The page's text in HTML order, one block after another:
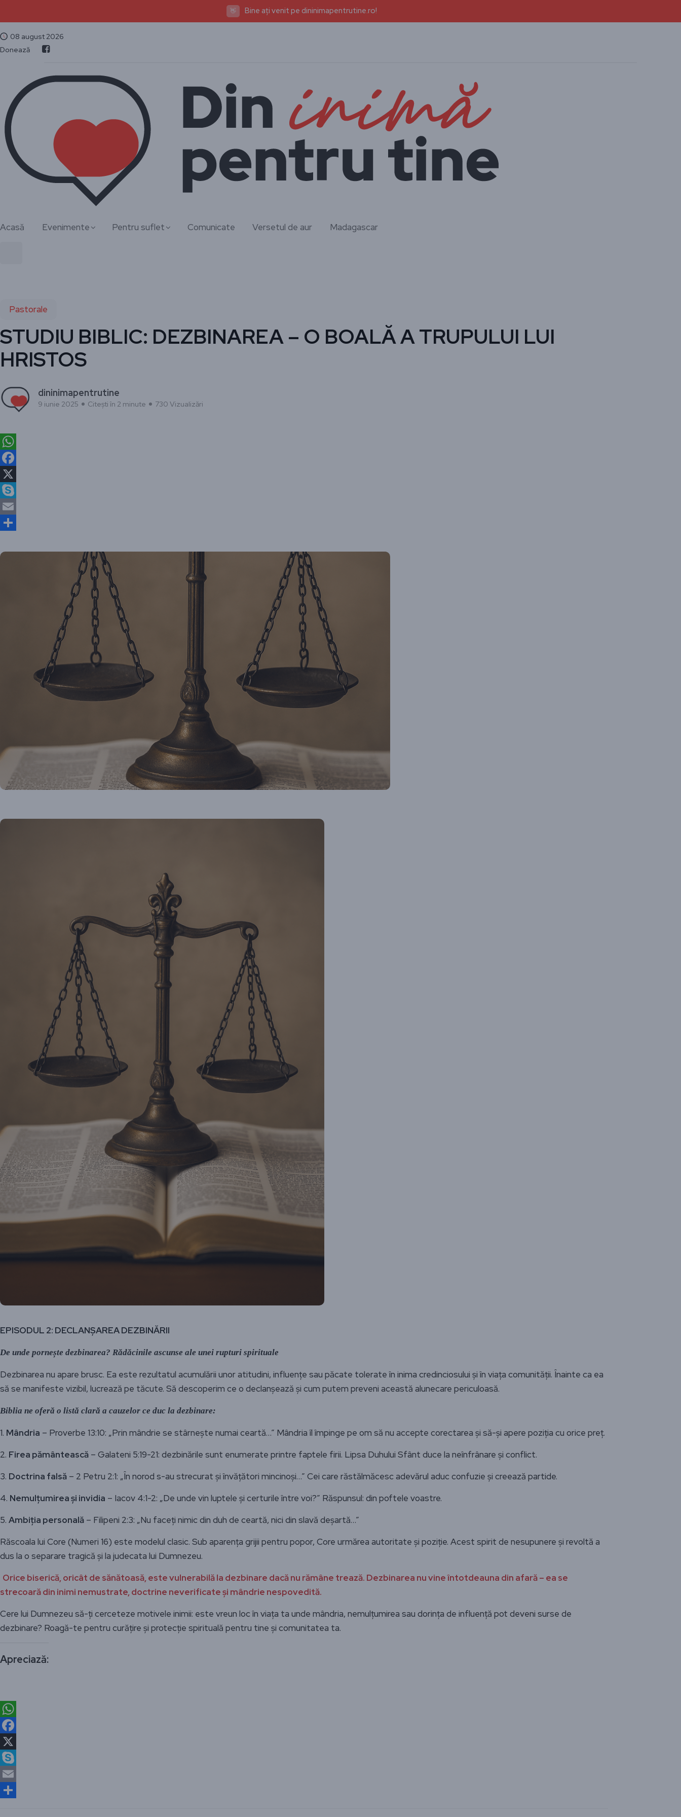
👋 Bine ați venit pe dininimapentrutine.ro!
08 august 2026
Donează
Acasă Evenimente Pentru suflet Comunicate Versetul de aur Madagascar
Pastorale
STUDIU BIBLIC: DEZBINAREA – O BOALĂ A TRUPULUI LUI
HRISTOS
dininimapentrutine
9 iunie 2025 Citești în 2 minute 730 Vizualizări
WhatsApp
Facebook
X
Skype
Email
EPISODUL 2: DECLANȘAREA DEZBINĂRII
De unde pornește dezbinarea? Rădăcinile ascunse ale unei rupturi spirituale
Dezbinarea nu apare brusc. Ea este rezultatul acumulării unor atitudini, influențe sau păcate tolerate în inima credinciosului și în viața comunității. Înainte ca ea
să se manifeste vizibil, lucrează pe tăcute. Să descoperim ce o declanșează și cum putem preveni această alunecare periculoasă.
Biblia ne oferă o listă clară a cauzelor ce duc la dezbinare:
1. Mândria – Proverbe 13:10: „Prin mândrie se stârnește numai ceartă…” Mândria îl împinge pe om să nu accepte corectarea și să-și apere poziția cu orice preț.
2. Firea pământească – Galateni 5:19-21: dezbinările sunt enumerate printre faptele firii. Lipsa Duhului Sfânt duce la neînfrânare și conflict.
3. Doctrina falsă – 2 Petru 2:1: „În norod s-au strecurat și învățători mincinoși…” Cei care răstălmăcesc adevărul aduc confuzie și creează partide.
4. Nemulțumirea și invidia – Iacov 4:1-2: „De unde vin luptele și certurile între voi?” Răspunsul: din poftele voastre.
5. Ambiția personală – Filipeni 2:3: „Nu faceți nimic din duh de ceartă, nici din slavă deșartă…”
Răscoala lui Core (Numeri 16) este modelul clasic. Sub aparența grijii pentru popor, Core urmărea autoritate și poziție. Acest spirit de nesupunere și revoltă a
dus la o separare tragică și la judecata lui Dumnezeu.
Orice biserică, oricât de sănătoasă, este vulnerabilă la dezbinare dacă nu rămâne trează. Dezbinarea nu vine întotdeauna din afară – ea se
strecoară din inimi nemustrate, doctrine neverificate și mândrie nespovedită.
Cere lui Dumnezeu să-ți cerceteze motivele inimii: este vreun loc în viața ta unde mândria, nemulțumirea sau dorința de influență pot deveni surse de
dezbinare? Roagă-te pentru curățire și protecție spirituală pentru tine și comunitatea ta.
Apreciază:
WhatsApp
Facebook
X
Skype
Email